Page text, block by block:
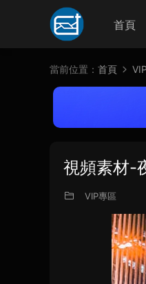
首頁
當前位置： 首頁
視頻素材-
VIP專區